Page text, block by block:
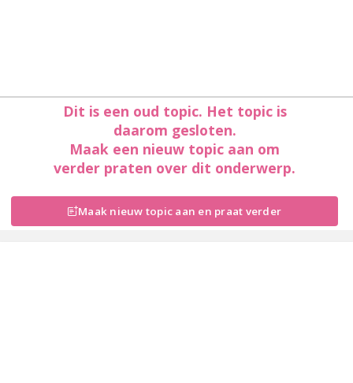
Dit is een oud topic. Het topic is
daarom gesloten.
Maak een nieuw topic aan om
verder praten over dit onderwerp.
Maak nieuw topic aan en praat verder